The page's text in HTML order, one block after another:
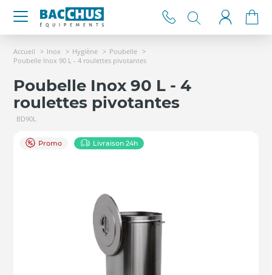
Accueil Inox Hygiène
Poubelle
Poubelle Inox 90 L - 4 roulettes pivotantes
Poubelle Inox 90 L - 4
roulettes pivotantes
BD90L
Promo Livraison 24h